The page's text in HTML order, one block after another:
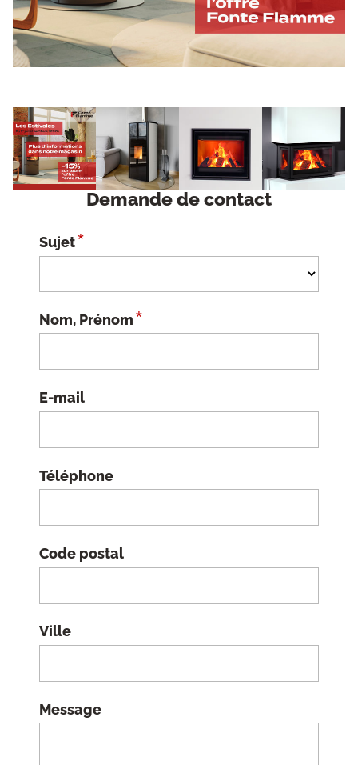
Demande de contact
Sujet*
Nom, Prénom*
E-mail
Téléphone
Code postal
Ville
Message